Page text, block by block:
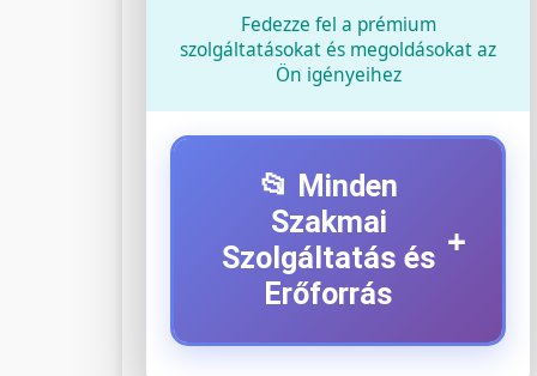
Fedezze fel a prémium
szolgáltatásokat és megoldásokat az
Ön igényeihez
📂 Minden
Szakmai
Szolgáltatás és
Erőforrás
+